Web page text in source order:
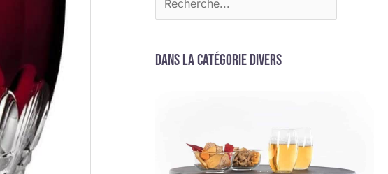
e
Dans la catégorie Divers